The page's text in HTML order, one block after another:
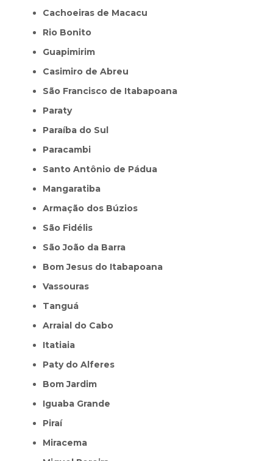
Cachoeiras de Macacu
Rio Bonito
Guapimirim
Casimiro de Abreu
São Francisco de Itabapoana
Paraty
Paraíba do Sul
Paracambi
Santo Antônio de Pádua
Mangaratiba
Armação dos Búzios
São Fidélis
São João da Barra
Bom Jesus do Itabapoana
Vassouras
Tanguá
Arraial do Cabo
Itatiaia
Paty do Alferes
Bom Jardim
Iguaba Grande
Piraí
Miracema